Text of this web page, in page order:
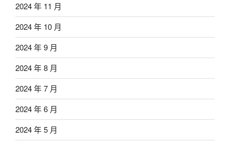
2024 年 11 月
2024 年 10 月
2024 年 9 月
2024 年 8 月
2024 年 7 月
2024 年 6 月
2024 年 5 月